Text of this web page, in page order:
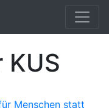
KUS
Menschen statt